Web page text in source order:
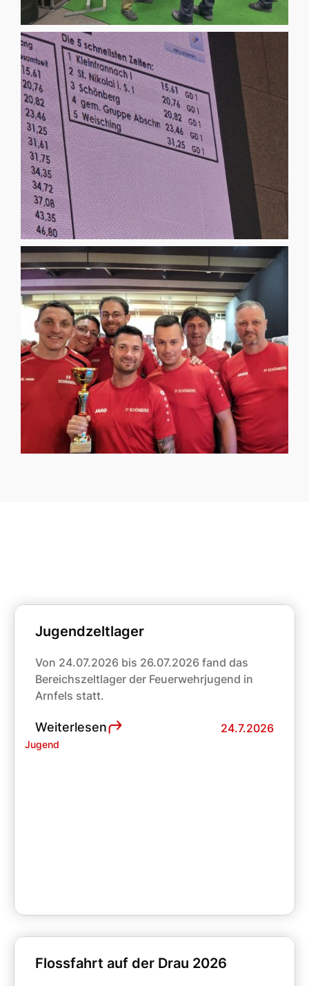
Jugend
Jugendzeltlager
Von 24.07.2026 bis 26.07.2026 fand das
Bereichszeltlager der Feuerwehrjugend in
Arnfels statt.
Weiterlesen 24.7.2026
Flossfahrt auf der Drau 2026